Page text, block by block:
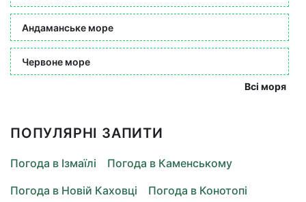
Андаманське море
Червоне море
Всі моря
ПОПУЛЯРНІ ЗАПИТИ
Погода в Ізмаїлі
Погода в Каменському
Погода в Новій Каховці
Погода в Конотопі